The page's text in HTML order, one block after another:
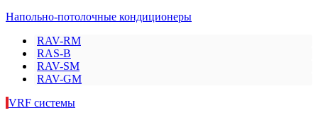
Напольно-потолочные кондиционеры
RAV-RM
RAS-B
RAV-SM
RAV-GM
VRF системы